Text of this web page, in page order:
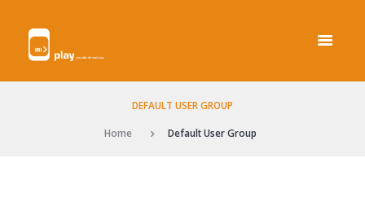
DEFAULT USER GROUP
Home Default User Group